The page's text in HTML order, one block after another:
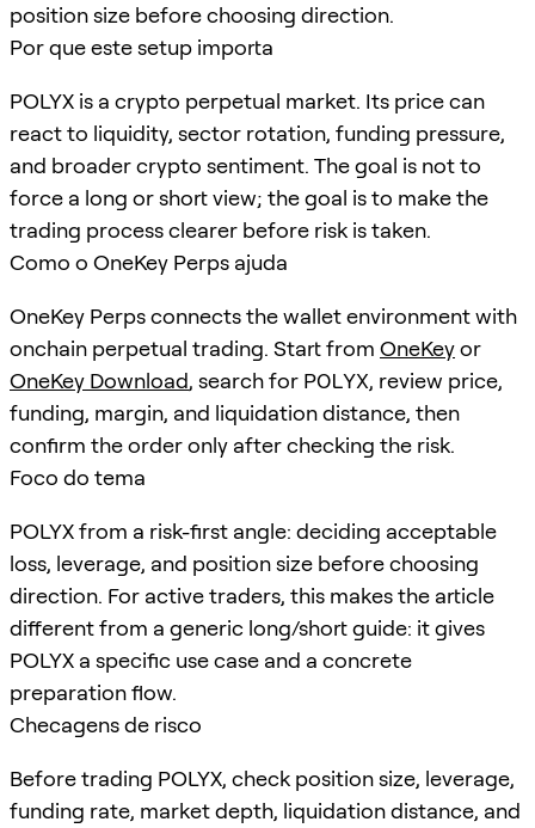
position size before choosing direction.
Por que este setup importa
POLYX is a crypto perpetual market. Its price can
react to liquidity, sector rotation, funding pressure,
and broader crypto sentiment. The goal is not to
force a long or short view; the goal is to make the
trading process clearer before risk is taken.
Como o OneKey Perps ajuda
OneKey Perps connects the wallet environment with
onchain perpetual trading. Start from OneKeyor
OneKey Download, search for POLYX, review price,
funding, margin, and liquidation distance, then
confirm the order only after checking the risk.
Foco do tema
POLYX from a risk-first angle: deciding acceptable
loss, leverage, and position size before choosing
direction. For active traders, this makes the article
different from a generic long/short guide: it gives
POLYX a specific use case and a concrete
preparation flow.
Checagens de risco
Before trading POLYX, check position size, leverage,
funding rate, market depth, liquidation distance, and